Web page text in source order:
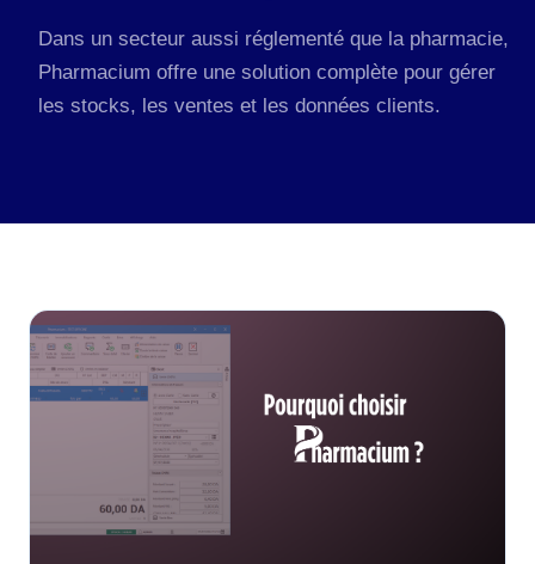
Dans un secteur aussi réglementé que la pharmacie,
Pharmacium offre une solution complète pour gérer
les stocks, les ventes et les données clients.